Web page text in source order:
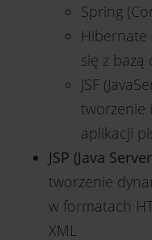
Spring
Hibernate
się z bazą
JSF
tworzenie
aplikacji
JSP (Java
tworzenie
w formatach
XML